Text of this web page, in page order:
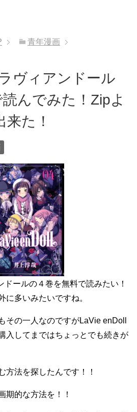
青年漫画
ヴィアンドール
んでみた！Zipよ
来た！
ールの４巻を無料で読みたい！
に多いみたいですね。
その一人なのですがLaVie enDoll
入してまではちょっとでも続きが
方法を探したんです！！
期的な方法を！！